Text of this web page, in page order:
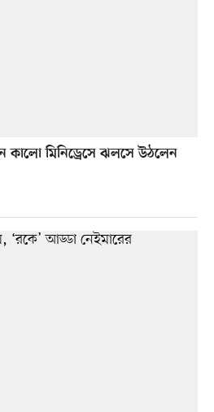
কালো মিনিড্রেসে ঝলসে উঠলেন